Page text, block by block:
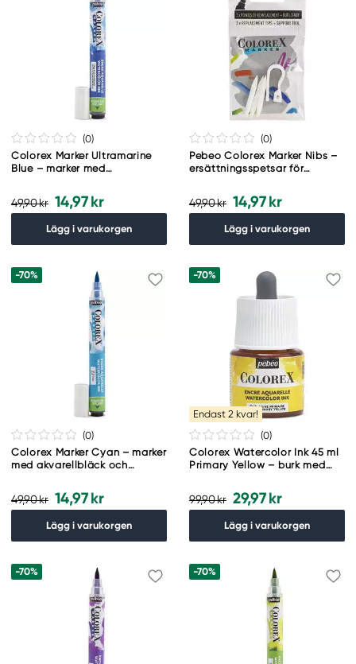
(0)
Colorex Marker Ultramarine
Blue – marker med
penselspets
49,90 kr 14,97 kr
Lägg i varukorgen
(0)
Pebeo Colorex Marker Nibs –
ersättningsspetsar för
penselspetsar
49,90 kr 14,97 kr
Lägg i varukorgen
-70%
(0)
Colorex Marker Cyan – marker
med akvarellbläck och
49,90 kr 14,97 kr
Lägg i varukorgen
-70%
Endast 2 kvar!
(0)
Colorex Watercolor Ink 45 ml
Primary Yellow – burk med
99,90 kr 29,97 kr
Lägg i varukorgen
-70% -70%